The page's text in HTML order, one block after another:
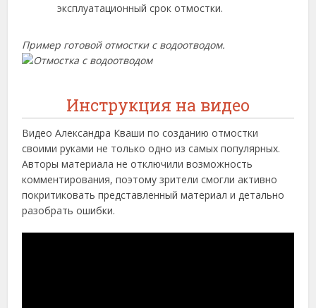
эксплуатационный срок отмостки.
Пример готовой отмостки с водоотводом.
Инструкция на видео
Видео Александра Кваши по созданию отмостки
своими руками не только одно из самых популярных.
Авторы материала не отключили возможность
комментирования, поэтому зрители смогли активно
покритиковать представленный материал и детально
разобрать ошибки.